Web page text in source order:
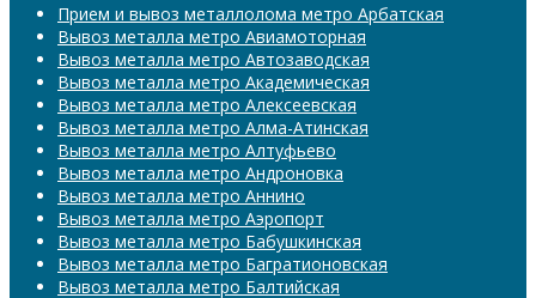
Прием и вывоз металлолома метро Арбатская
Вывоз металла метро Авиамоторная
Вывоз металла метро Автозаводская
Вывоз металла метро Академическая
Вывоз металла метро Алексеевская
Вывоз металла метро Алма-Атинская
Вывоз металла метро Алтуфьево
Вывоз металла метро Андроновка
Вывоз металла метро Аннино
Вывоз металла метро Аэропорт
Вывоз металла метро Бабушкинская
Вывоз металла метро Багратионовская
Вывоз металла метро Балтийская